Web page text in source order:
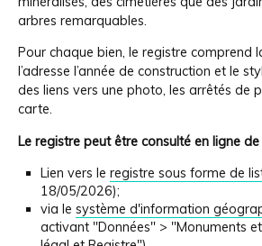
arbres remarquables.
Pour chaque bien, le registre comprend
l’adresse l’année de construction et le
des liens vers une photo, les arrêtés de
carte.
Le registre peut être consulté en ligne
Lien vers le registre sous forme de
18/05/2026);
via le système d'information
activant "Données" > "Monuments